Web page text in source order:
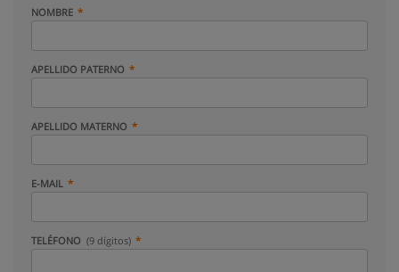
NOMBRE
APELLIDO PATERNO
APELLIDO MATERNO
E-MAIL
TELÉFONO (9 dígitos)